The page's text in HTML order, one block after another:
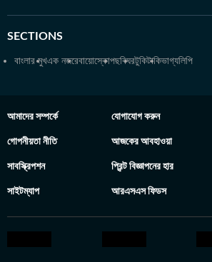
SECTIONS
বাংলার মুখএক নজরেবায়োস্কোপছবিঘরটুকিটাকিভাগ্যলিপি
আমাদের সম্পর্কে যোগাযোগ করুন
গোপনীয়তা নীতি আজকের আবহাওয়া
সাবস্ক্রিপশন প্রিন্ট বিজ্ঞাপনের হার
সাইটম্যাপ আরএসএস ফিডস